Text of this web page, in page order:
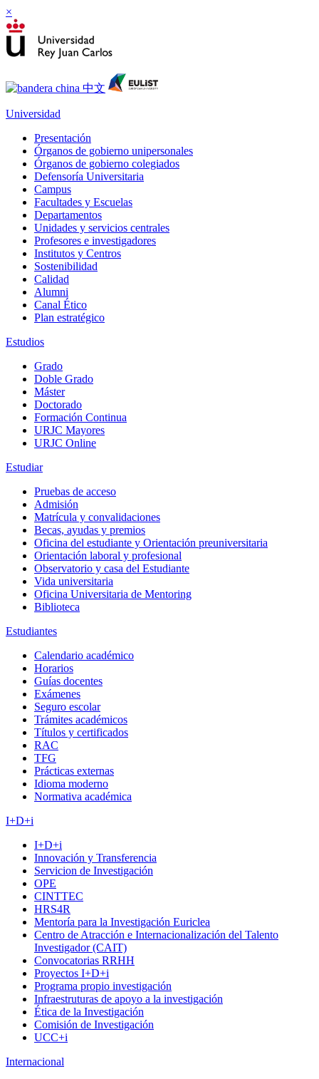
×
Universidad
Presentación
Órganos de gobierno unipersonales
Órganos de gobierno colegiados
Defensoría Universitaria
Campus
Facultades y Escuelas
Departamentos
Unidades y servicios centrales
Profesores e investigadores
Institutos y Centros
Sostenibilidad
Calidad
Alumni
Canal Ético
Plan estratégico
Estudios
Grado
Doble Grado
Máster
Doctorado
Formación Continua
URJC Mayores
URJC Online
Estudiar
Pruebas de acceso
Admisión
Matrícula y convalidaciones
Becas, ayudas y premios
Oficina del estudiante y Orientación preuniversitaria
Orientación laboral y profesional
Observatorio y casa del Estudiante
Vida universitaria
Oficina Universitaria de Mentoring
Biblioteca
Estudiantes
Calendario académico
Horarios
Guías docentes
Exámenes
Seguro escolar
Trámites académicos
Títulos y certificados
RAC
TFG
Prácticas externas
Idioma moderno
Normativa académica
I+D+i
I+D+i
Innovación y Transferencia
Servicion de Investigación
OPE
CINTTEC
HRS4R
Mentoría para la Investigación Euriclea
Centro de Atracción e Internacionalización del Talento
Investigador (CAIT)
Convocatorias RRHH
Proyectos I+D+i
Programa propio investigación
Infraestruturas de apoyo a la investigación
Ética de la Investigación
Comisión de Investigación
UCC+i
Internacional